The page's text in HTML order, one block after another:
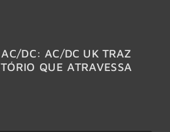
DC: AC/DC UK TRAZ
QUE ATRAVESSA